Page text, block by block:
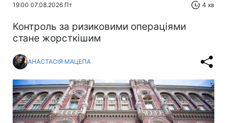
19:00 07.08.2026 Пт 4 хв
Контроль за ризиковими операціями
стане жорсткішим
АНАСТАСІЯ МАЦЕПА